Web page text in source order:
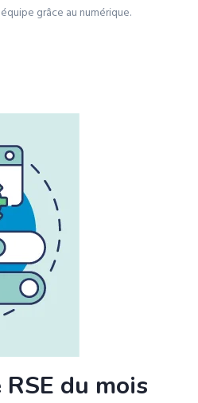
grâce au numérique.
du mois